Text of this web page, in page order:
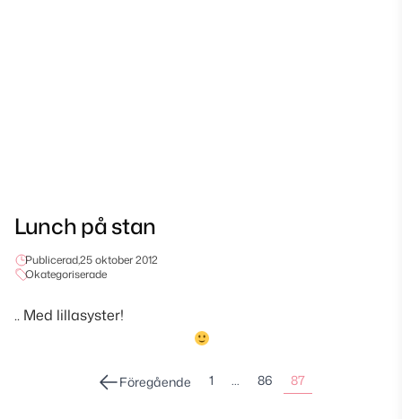
Lunch på stan
Publicerad,25 oktober 2012
Okategoriserade
.. Med lillasyster!
Sidonumrering Föregående 1 … 86 87